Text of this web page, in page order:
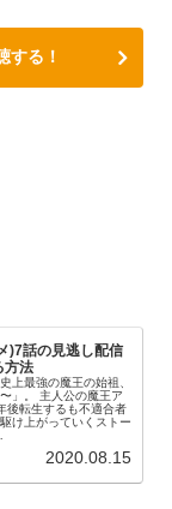
する！
)7話の見逃し配信
方法
上最強の魔王の始祖、
」。 主人公の魔王ア
後転生するも不適合者
け上がっていくストー
2020.08.15